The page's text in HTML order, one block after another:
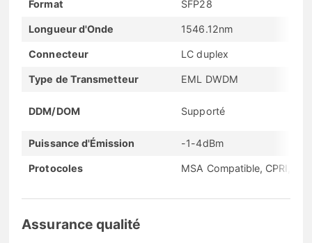
Format SFP28
Longueur d'Onde 1546.12nm
Connecteur LC duplex
Type de Transmetteur EML DWDM
DDM/DOM Supporté
Puissance d'Émission -1-4dBm
Protocoles MSA Compatible, CPRI,
Assurance qualité